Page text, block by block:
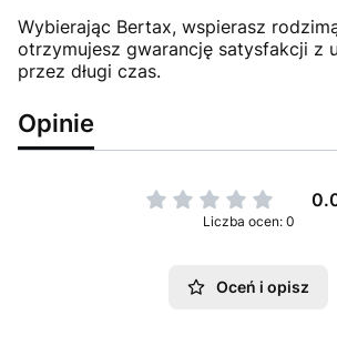
Wybierając Bertax, wspierasz
otrzymujesz gwarancję satysfakcji z
przez długi czas.
Opinie
Liczba ocen: 0
Oceń i opisz